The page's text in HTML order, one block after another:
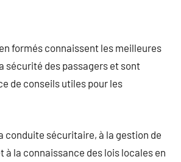
formés connaissent les meilleures
sécurité des passagers et sont
de conseils utiles pour les
conduite sécuritaire, à la gestion de
à la connaissance des lois locales en